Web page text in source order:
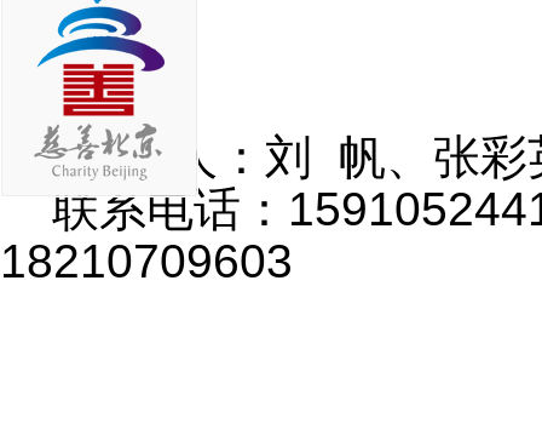
联 系 人：刘
帆、张彩
联系电话： 1
18210709603